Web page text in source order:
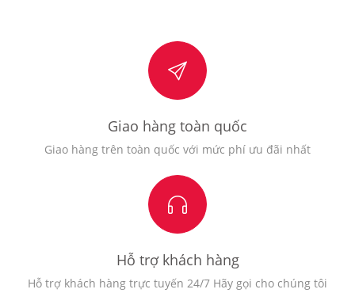
Giao hàng toàn quốc
Giao hàng trên toàn quốc với mức phí ưu đãi nhất
Hỗ trợ khách hàng
Hỗ trợ khách hàng trực tuyến 24/7 Hãy gọi cho chúng tôi